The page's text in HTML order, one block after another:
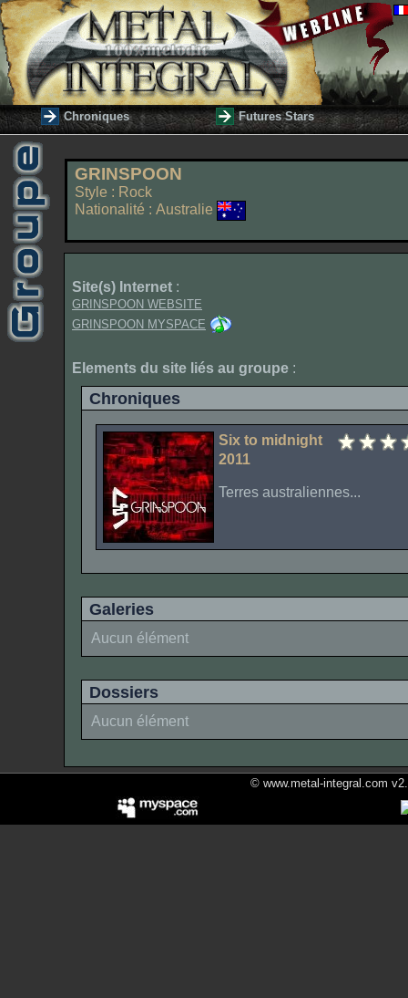
Chroniques Futures Stars
GRINSPOON
Style : Rock
Nationalité : Australie
Site(s) Internet :
GRINSPOON WEBSITE
GRINSPOON MYSPACE
Elements du site liés au groupe :
Chroniques
Six to midnight
2011
Terres australiennes...
Galeries
Aucun élément
Dossiers
Aucun élément
© www.metal-integral.com